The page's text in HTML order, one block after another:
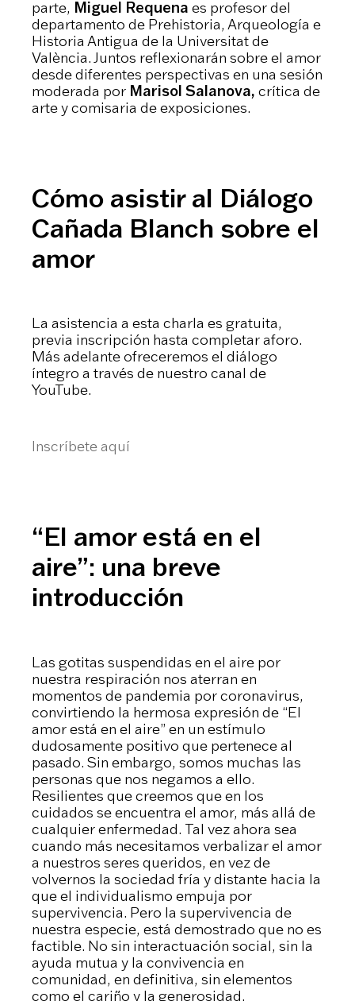
parte, Miguel Requena es profesor del
departamento de Prehistoria, Arqueología e
Historia Antigua de la Universitat de
València. Juntos reflexionarán sobre el amor
desde diferentes perspectivas en una sesión
moderada por Marisol Salanova, crítica de
arte y comisaria de exposiciones.
Cómo asistir al Diálogo
Cañada Blanch sobre el
amor
La asistencia a esta charla es gratuita,
previa inscripción hasta completar aforo.
Más adelante ofreceremos el diálogo
íntegro a través de nuestro canal de
YouTube.
Inscríbete aquí
“El amor está en el
aire”: una breve
introducción
Las gotitas suspendidas en el aire por
nuestra respiración nos aterran en
momentos de pandemia por coronavirus,
convirtiendo la hermosa expresión de “El
amor está en el aire” en un estímulo
dudosamente positivo que pertenece al
pasado. Sin embargo, somos muchas las
personas que nos negamos a ello.
Resilientes que creemos que en los
cuidados se encuentra el amor, más allá de
cualquier enfermedad. Tal vez ahora sea
cuando más necesitamos verbalizar el amor
a nuestros seres queridos, en vez de
volvernos la sociedad fría y distante hacia la
que el individualismo empuja por
supervivencia. Pero la supervivencia de
nuestra especie, está demostrado que no es
factible. No sin interactuación social, sin la
ayuda mutua y la convivencia en
comunidad, en definitiva, sin elementos
como el cariño y la generosidad.